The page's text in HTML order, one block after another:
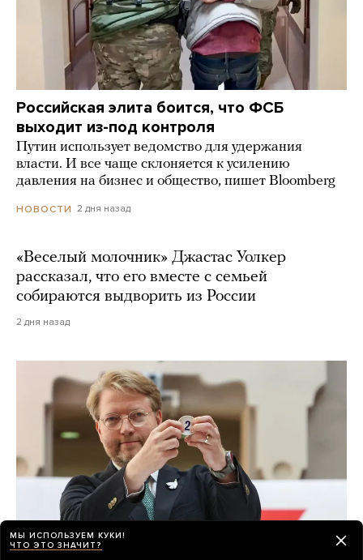
Российская элита боится, что ФСБ
выходит из-под контроля
Путин использует ведомство для удержания
власти. И все чаще склоняется к усилению
давления на бизнес и общество, пишет Bloomberg
НОВОСТИ 2 дня назад
«Веселый молочник» Джастас Уолкер
рассказал, что его вместе с семьей
собираются выдворить из России
2 дня назад
МЫ ИСПОЛЬЗУЕМ КУКИ!
ЧТО ЭТО ЗНАЧИТ?